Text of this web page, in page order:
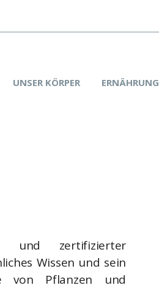
UNSER KÖRPER ERNÄHRUNG
und zertifizierter
Wissen und sein
von Pflanzen und